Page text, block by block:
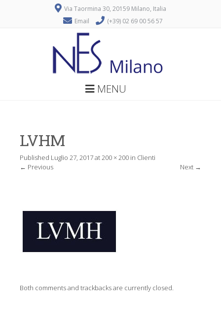
Via Taormina 30, 20159 Milano, Italia
Email
(+39) 02 69 00 56 57
MENU
LVHM
Published Luglio 27, 2017at200 × 200 in Clienti
← Previous Next →
Both comments and trackbacks are currently closed.